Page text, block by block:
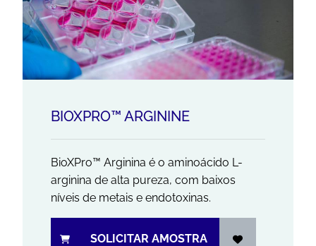
BIOXPRO™ ARGININE
BioXPro™ Arginina é o aminoácido L-
arginina de alta pureza, com baixos
níveis de metais e endotoxinas.
SOLICITAR AMOSTRA